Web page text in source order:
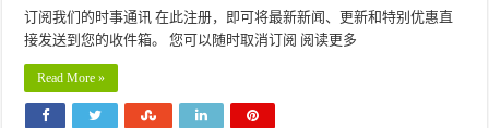
订阅我们的时事通讯 在此注册，即可将最新新闻、更新和特别优惠直
接发送到您的收件箱。 您可以随时取消订阅 阅读更多
Read More »